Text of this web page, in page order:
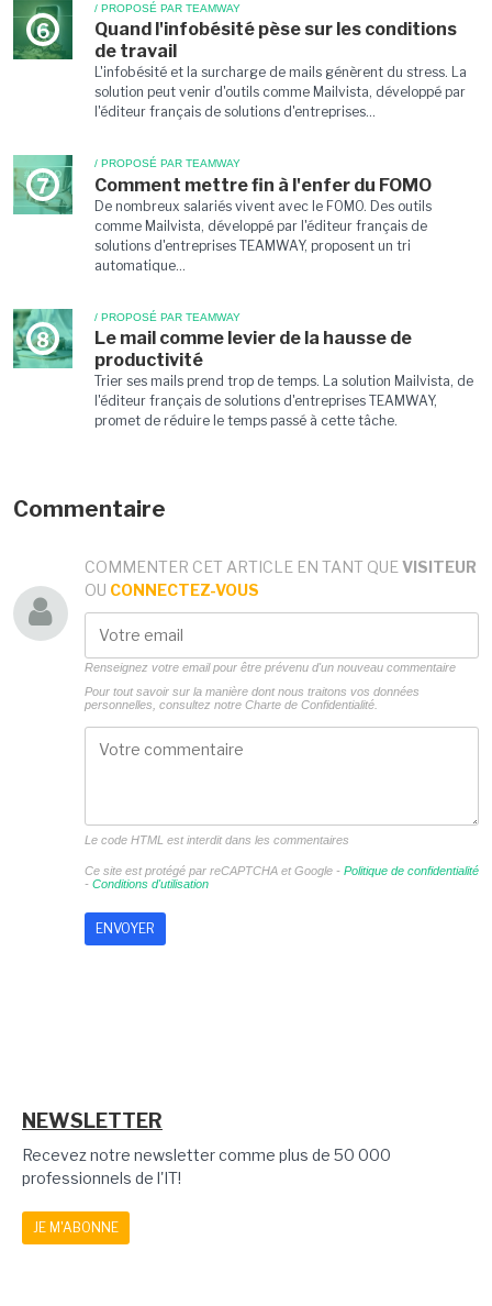
6
/ PROPOSÉ PAR TEAMWAY
Quand l'infobésité pèse sur les conditions
de travail
L'infobésité et la surcharge de mails génèrent du stress. La
solution peut venir d'outils comme Mailvista, développé par
l'éditeur français de solutions d'entreprises...
7
/ PROPOSÉ PAR TEAMWAY
Comment mettre fin à l'enfer du FOMO
De nombreux salariés vivent avec le FOMO. Des outils
comme Mailvista, développé par l'éditeur français de
solutions d'entreprises TEAMWAY, proposent un tri
automatique...
8
/ PROPOSÉ PAR TEAMWAY
Le mail comme levier de la hausse de
productivité
Trier ses mails prend trop de temps. La solution Mailvista, de
l'éditeur français de solutions d'entreprises TEAMWAY,
promet de réduire le temps passé à cette tâche.
Commentaire
COMMENTER CET ARTICLE EN TANT QUE VISITEUR
OU CONNECTEZ-VOUS
Renseignez votre email pour être prévenu d'un nouveau commentaire
Pour tout savoir sur la manière dont nous traitons vos données
personnelles, consultez notre Charte de Confidentialité.
Le code HTML est interdit dans les commentaires
Ce site est protégé par reCAPTCHA et Google - Politique de confidentialité
- Conditions d'utilisation
NEWSLETTER
Recevez notre newsletter comme plus de 50 000
professionnels de l'IT!
JE M'ABONNE